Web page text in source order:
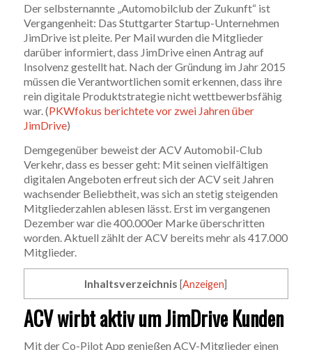
Der selbsternannte „Automobilclub der Zukunft“ ist
Vergangenheit: Das Stuttgarter Startup-Unternehmen
JimDrive ist pleite. Per Mail wurden die Mitglieder
darüber informiert, dass JimDrive einen Antrag auf
Insolvenz gestellt hat. Nach der Gründung im Jahr 2015
müssen die Verantwortlichen somit erkennen, dass ihre
rein digitale Produktstrategie nicht wettbewerbsfähig
war. (PKWfokus berichtete vor zwei Jahren über
JimDrive)
Demgegenüber beweist der ACV Automobil-Club
Verkehr, dass es besser geht: Mit seinen vielfältigen
digitalen Angeboten erfreut sich der ACV seit Jahren
wachsender Beliebtheit, was sich an stetig steigenden
Mitgliederzahlen ablesen lässt. Erst im vergangenen
Dezember war die 400.000er Marke überschritten
worden. Aktuell zählt der ACV bereits mehr als 417.000
Mitglieder.
Inhaltsverzeichnis [Anzeigen]
ACV wirbt aktiv um JimDrive Kunden
Mit der Co-Pilot App genießen ACV-Mitglieder einen